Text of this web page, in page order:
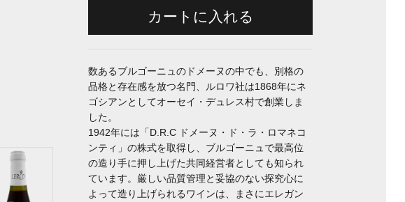
数あるブルゴーニュのドメーヌの中でも、別格の
品格と存在感を放つ名門、ルロワ社は1868年にネ
ゴシアンとしてオーセイ・デュレス村で創業しま
した。
1942年には「D.R.C ドメーヌ・ド・ラ・ロマネコ
ンティ」の株式を取得し、ブルゴーニュで最高位
の造り手に押し上げた共同経営者としても知られ
ています。厳しい品質管理と妥協のない探究心に
よって造り上げられるワインは、まさにエレガン